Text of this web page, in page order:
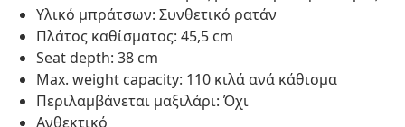
Υλικό μπράτσων: Συνθετικό ρατάν
Πλάτος καθίσματος: 45,5 cm
Seat depth: 38 cm
Max. weight capacity: 110 κιλά ανά κάθισμα
Περιλαμβάνεται μαξιλάρι: Όχι
Ανθεκτικό